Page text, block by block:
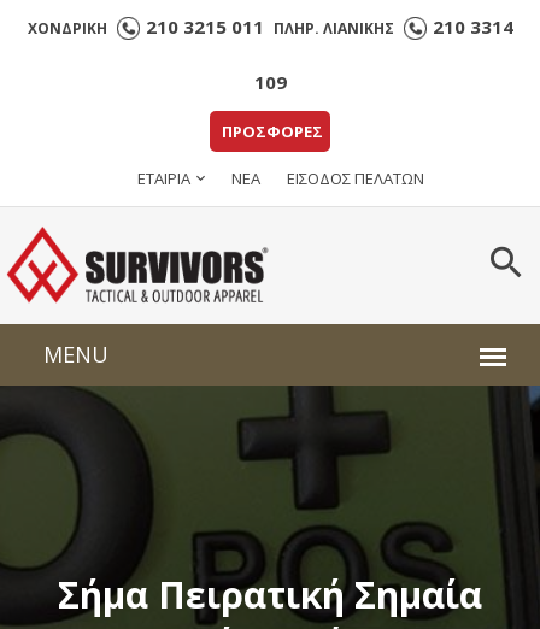
ΧΟΝΔΡΙΚΗ 210 3215 011 ΠΛΗΡ. ΛΙΑΝΙΚΗΣ 210 3314
109
ΠΡΟΣΦΟΡΕΣ
ΕΤΑΙΡΙΑ ΝΕΑ ΕΙΣΟΔΟΣ ΠΕΛΑΤΩΝ
Σήμα Πειρατική Σημαία